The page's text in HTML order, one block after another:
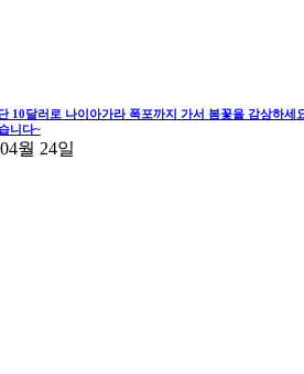
10달러로 나이아가라 폭포까지 가서 봄꽃을 감상하세
니다~
월 24일